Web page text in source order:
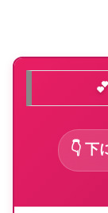
👇 下